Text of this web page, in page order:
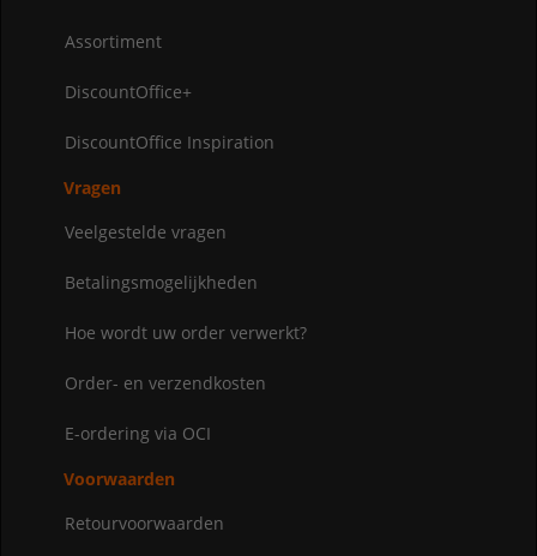
Assortiment
DiscountOffice+
DiscountOffice Inspiration
Vragen
Veelgestelde vragen
Betalingsmogelijkheden
Hoe wordt uw order verwerkt?
Order- en verzendkosten
E-ordering via OCI
Voorwaarden
Retourvoorwaarden